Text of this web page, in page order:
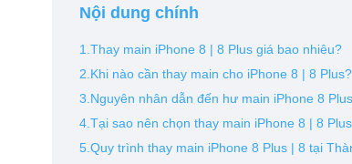
Nội dung chính
1.Thay main iPhone 8 | 8 Plus giá bao nhiêu?
2.Khi nào cần thay main cho iPhone 8 | 8 Plus?
3.Nguyên nhân dẫn đến hư main iPhone 8
4.Tại sao nên chọn thay main iPhone 8 | 8
5.Quy trình thay main iPhone 8 Plus | 8 tại